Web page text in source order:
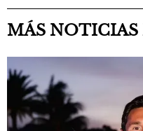
MÁS NOTICIAS